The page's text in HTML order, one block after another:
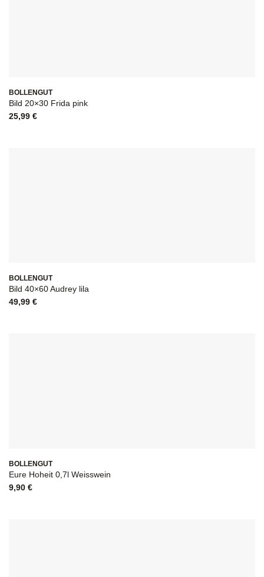
BOLLENGUT
Bild 20×30 Frida pink
25,99 €
BOLLENGUT
Bild 40×60 Audrey lila
49,99 €
BOLLENGUT
Eure Hoheit 0,7l Weisswein
9,90 €